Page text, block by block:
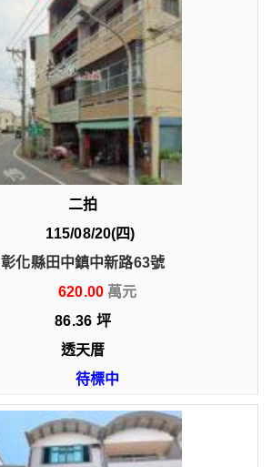
二拍
115/08/20(四)
彰化縣田中鎮中新路63號
620.00
86.36 坪
透天厝
待標中